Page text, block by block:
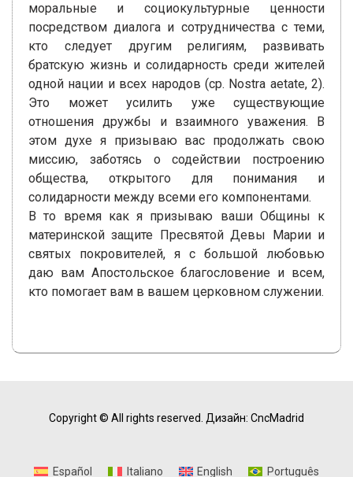
моральные и социокультурные ценности
посредством диалога и сотрудничества с теми,
кто следует другим религиям, развивать
братскую жизнь и солидарность среди жителей
одной нации и всех народов (ср. Nostra aetate, 2).
Это может усилить уже существующие
отношения дружбы и взаимного уважения. В
этом духе я призываю вас продолжать свою
миссию, заботясь о содействии построению
общества, открытого для понимания и
солидарности между всеми его компонентами.
В то время как я призываю ваши Общины к
материнской защите Пресвятой Девы Марии и
святых покровителей, я с большой любовью
даю вам Апостольское благословение и всем,
кто помогает вам в вашем церковном служении.
Copyright © All rights reserved. Дизайн: CncMadrid
Español Italiano English Português